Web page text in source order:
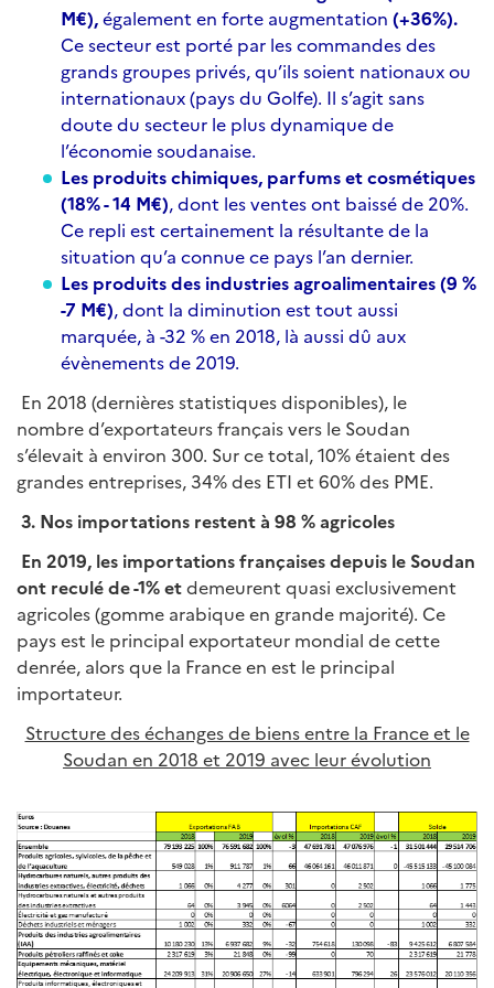
M€),également en forte augmentation (+36%).
Ce secteur est porté par les commandes des
grands groupes privés, qu’ils soient nationaux ou
internationaux (pays du Golfe). Il s’agit sans
doute du secteur le plus dynamique de
l’économie soudanaise.
Les produits chimiques, parfums et cosmétiques
(18% - 14 M€), dont les ventes ont baissé de 20%.
Ce repli est certainement la résultante de la
situation qu’a connue ce pays l’an dernier.
Les produits des industries agroalimentaires (9 %
-7 M€), dont la diminution est tout aussi
marquée, à -32 % en 2018, là aussi dû aux
évènements de 2019.
En 2018 (dernières statistiques disponibles), le
nombre d’exportateurs français vers le Soudan
s’élevait à environ 300. Sur ce total, 10% étaient des
grandes entreprises, 34% des ETI et 60% des PME.
3. Nos importations restent à 98 % agricoles
En 2019, les importations françaises depuis le Soudan
ont reculé de -1% etdemeurent quasi exclusivement
agricoles (gomme arabique en grande majorité). Ce
pays est le principal exportateur mondial de cette
denrée, alors que la France en est le principal
importateur.
Structure des échanges de biens entre la France et le
Soudan en 2018 et 2019 avec leur évolution